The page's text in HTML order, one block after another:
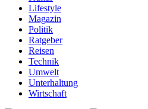
Lifestyle
Magazin
Politik
Ratgeber
Reisen
Technik
Umwelt
Unterhaltung
Wirtschaft